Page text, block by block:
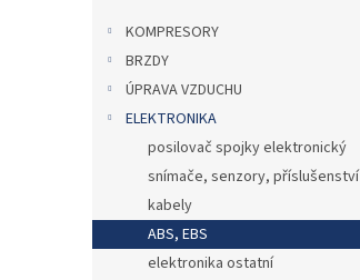
e
l
KOMPRESORY
BRZDY
ÚPRAVA VZDUCHU
ELEKTRONIKA
posilovač spojky elektronický
snímače, senzory, příslušenství
kabely
ABS, EBS
elektronika ostatní